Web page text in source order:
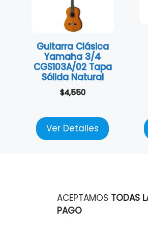
Guitarra Clásica
Yamaha 3/4
CGS103A/02 Tapa
Sólida Natural
$4,550
Ver Detalles
ACEPTAMOS TODAS
PAGO